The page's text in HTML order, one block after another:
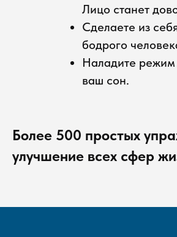
Лицо станет
Сделаете из
бодрого
Наладите режим
ваш сон.
Более 500 простых
улучшение всех сфер